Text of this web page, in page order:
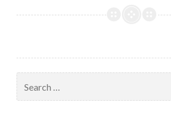
for: